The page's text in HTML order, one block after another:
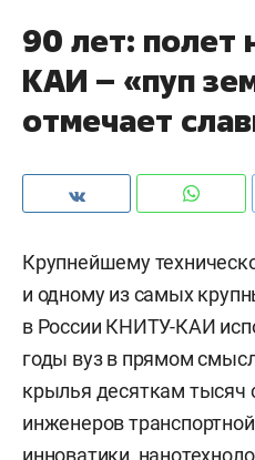
90 лет: полет
КАИ – «пуп
отмечает
Крупнейшему
и одному из самых
в России КНИТУ-КАИ
годы вуз в прямом
крылья десяткам тысяч
инженеров
инноватики,